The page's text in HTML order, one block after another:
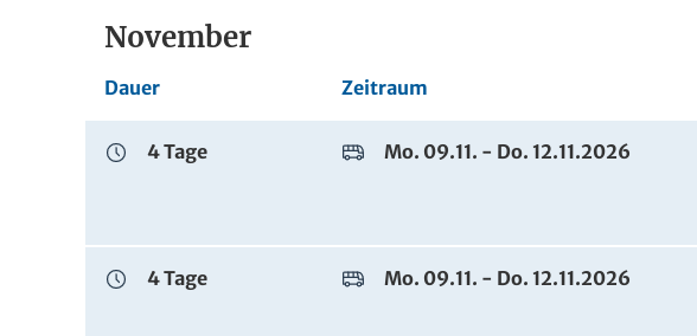
November
Dauer Zeitraum
4 Tage Mo. 09.11. - Do. 12.11.2026
4 Tage Mo. 09.11. - Do. 12.11.2026